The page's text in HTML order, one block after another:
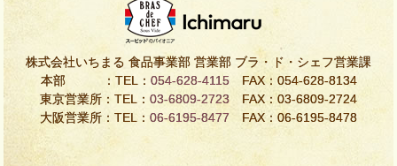
株式会社いちまる 食品事業部 営業部 ブラ・ド・シェフ営業課
本部 ：TEL： 054-628-4115FAX：054-628-8134
東京営業所：TEL： 03-6809-2723 FAX：03-6809-2724
大阪営業所：TEL： 06-6195-8477 FAX：06-6195-8478